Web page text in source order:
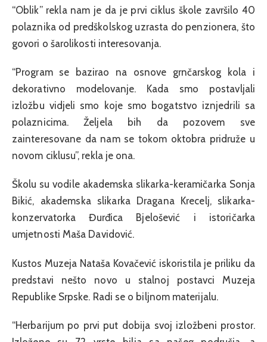
“Oblik” rekla nam je da je prvi ciklus škole završilo 40
polaznika od predškolskog uzrasta do penzionera, što
govori o šarolikosti interesovanja.
“Program se bazirao na osnove grnčarskog kola i
dekorativno modelovanje. Kada smo postavljali
izložbu vidjeli smo koje smo bogatstvo iznjedrili sa
polaznicima. Željela bih da pozovem sve
zainteresovane da nam se tokom oktobra pridruže u
novom ciklusu”, rekla je ona.
Školu su vodile akademska slikarka-keramičarka Sonja
Bikić, akademska slikarka Dragana Krecelj, slikarka-
konzervatorka Đurđica Bjelošević i istoričarka
umjetnosti Maša Davidović.
Kustos Muzeja Nataša Kovačević iskoristila je priliku da
predstavi nešto novo u stalnoj postavci Muzeja
Republike Srpske. Radi se o biljnom materijalu.
“Herbarijum po prvi put dobija svoj izložbeni prostor.